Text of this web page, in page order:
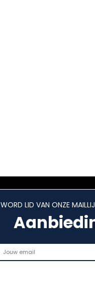
WORD LID VAN ONZE